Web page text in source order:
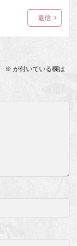
返信
※ が付いている欄は